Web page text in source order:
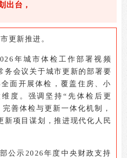
出台，
更新推进。
年城市体检工作部署视频
务会议关于城市更新的部署要
面开展体检，覆盖住房、小
度。强调坚持“先体检后更
善体检与更新一体化机制，
新项目谋划，推进现代化人民
公示2026年度中央财政支持